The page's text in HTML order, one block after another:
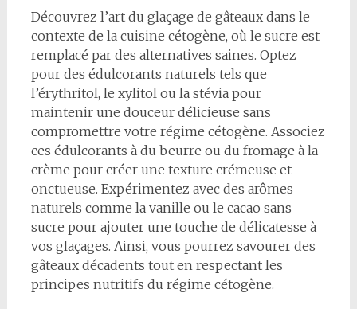
Découvrez l’art du glaçage de gâteaux dans le
contexte de la cuisine cétogène, où le sucre est
remplacé par des alternatives saines. Optez
pour des édulcorants naturels tels que
l’érythritol, le xylitol ou la stévia pour
maintenir une douceur délicieuse sans
compromettre votre régime cétogène. Associez
ces édulcorants à du beurre ou du fromage à la
crème pour créer une texture crémeuse et
onctueuse. Expérimentez avec des arômes
naturels comme la vanille ou le cacao sans
sucre pour ajouter une touche de délicatesse à
vos glaçages. Ainsi, vous pourrez savourer des
gâteaux décadents tout en respectant les
principes nutritifs du régime cétogène.